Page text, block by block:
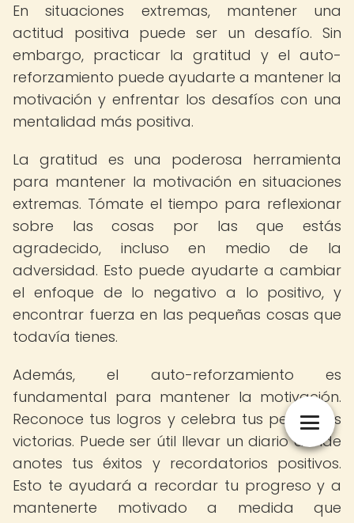
En situaciones extremas, mantener una
actitud positiva puede ser un desafío. Sin
embargo, practicar la gratitud y el auto-
reforzamiento puede ayudarte a mantener la
motivación y enfrentar los desafíos con una
mentalidad más positiva.
La gratitud es una poderosa herramienta
para mantener la motivación en situaciones
extremas. Tómate el tiempo para reflexionar
sobre las cosas por las que estás
agradecido, incluso en medio de la
adversidad. Esto puede ayudarte a cambiar
el enfoque de lo negativo a lo positivo, y
encontrar fuerza en las pequeñas cosas que
todavía tienes.
Además, el auto-reforzamiento es
fundamental para mantener la motivación.
Reconoce tus logros y celebra tus pequeñas
victorias. Puede ser útil llevar un diario donde
anotes tus éxitos y recordatorios positivos.
Esto te ayudará a recordar tu progreso y a
mantenerte motivado a medida que